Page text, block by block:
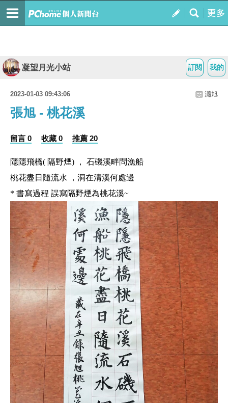
我的
訂閱
凝望月光小站
2023-01-03 09:43:06 瀟旭
張旭 - 桃花溪
留言 0 收藏 0 推薦 20
隱隱飛橋( 隔野煙) ， 石磯溪畔問漁船
桃花盡日隨流水 ，洞在清溪何處邊
* 書寫過程 誤寫隔野煙為桃花溪~